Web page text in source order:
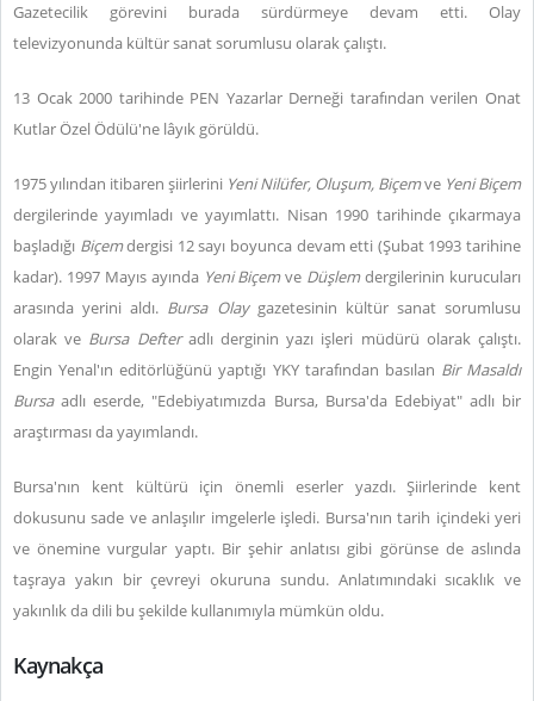
Gazetecilik görevini burada sürdürmeye devam etti. Olay
televizyonunda kültür sanat sorumlusu olarak çalıştı.
13 Ocak 2000 tarihinde PEN Yazarlar Derneği tarafından verilen Onat
Kutlar Özel Ödülü'ne lâyık görüldü.
1975 yılından itibaren şiirlerini Yeni Nilüfer, Oluşum, Biçemve Yeni Biçem
dergilerinde yayımladı ve yayımlattı. Nisan 1990 tarihinde çıkarmaya
başladığı Biçemdergisi 12 sayı boyunca devam etti (Şubat 1993 tarihine
kadar). 1997 Mayıs ayında Yeni Biçemve Düşlemdergilerinin kurucuları
arasında yerini aldı. Bursa Olaygazetesinin kültür sanat sorumlusu
olarak ve Bursa Defteradlı derginin yazı işleri müdürü olarak çalıştı.
Engin Yenal'ın editörlüğünü yaptığı YKY tarafından basılan Bir Masaldı
Bursaadlı eserde, "Edebiyatımızda Bursa, Bursa'da Edebiyat" adlı bir
araştırması da yayımlandı.
Bursa'nın kent kültürü için önemli eserler yazdı. Şiirlerinde kent
dokusunu sade ve anlaşılır imgelerle işledi. Bursa'nın tarih içindeki yeri
ve önemine vurgular yaptı. Bir şehir anlatısı gibi görünse de aslında
taşraya yakın bir çevreyi okuruna sundu. Anlatımındaki sıcaklık ve
yakınlık da dili bu şekilde kullanımıyla mümkün oldu.
Kaynakça